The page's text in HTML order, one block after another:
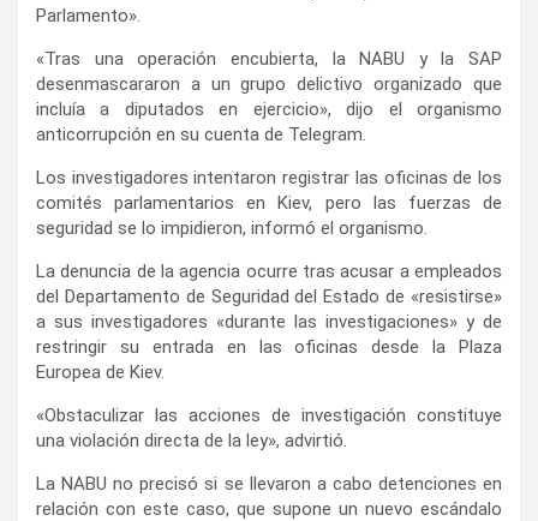
Parlamento».
«Tras una operación encubierta, la NABU y la SAP
desenmascararon a un grupo delictivo organizado que
incluía a diputados en ejercicio», dijo el organismo
anticorrupción en su cuenta de Telegram.
Los investigadores intentaron registrar las oficinas de los
comités parlamentarios en Kiev, pero las fuerzas de
seguridad se lo impidieron, informó el organismo.
La denuncia de la agencia ocurre tras acusar a empleados
del Departamento de Seguridad del Estado de «resistirse»
a sus investigadores «durante las investigaciones» y de
restringir su entrada en las oficinas desde la Plaza
Europea de Kiev.
«Obstaculizar las acciones de investigación constituye
una violación directa de la ley», advirtió.
La NABU no precisó si se llevaron a cabo detenciones en
relación con este caso, que supone un nuevo escándalo